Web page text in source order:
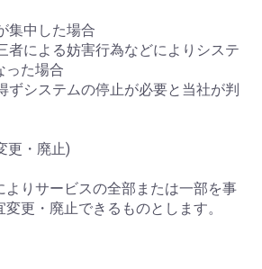
集中した場合
者による妨害行為などによりシステ
った場合
ずシステムの停止が必要と当社が判
更・廃止)
よりサービスの全部または一部を事
更・廃止できるものとします。